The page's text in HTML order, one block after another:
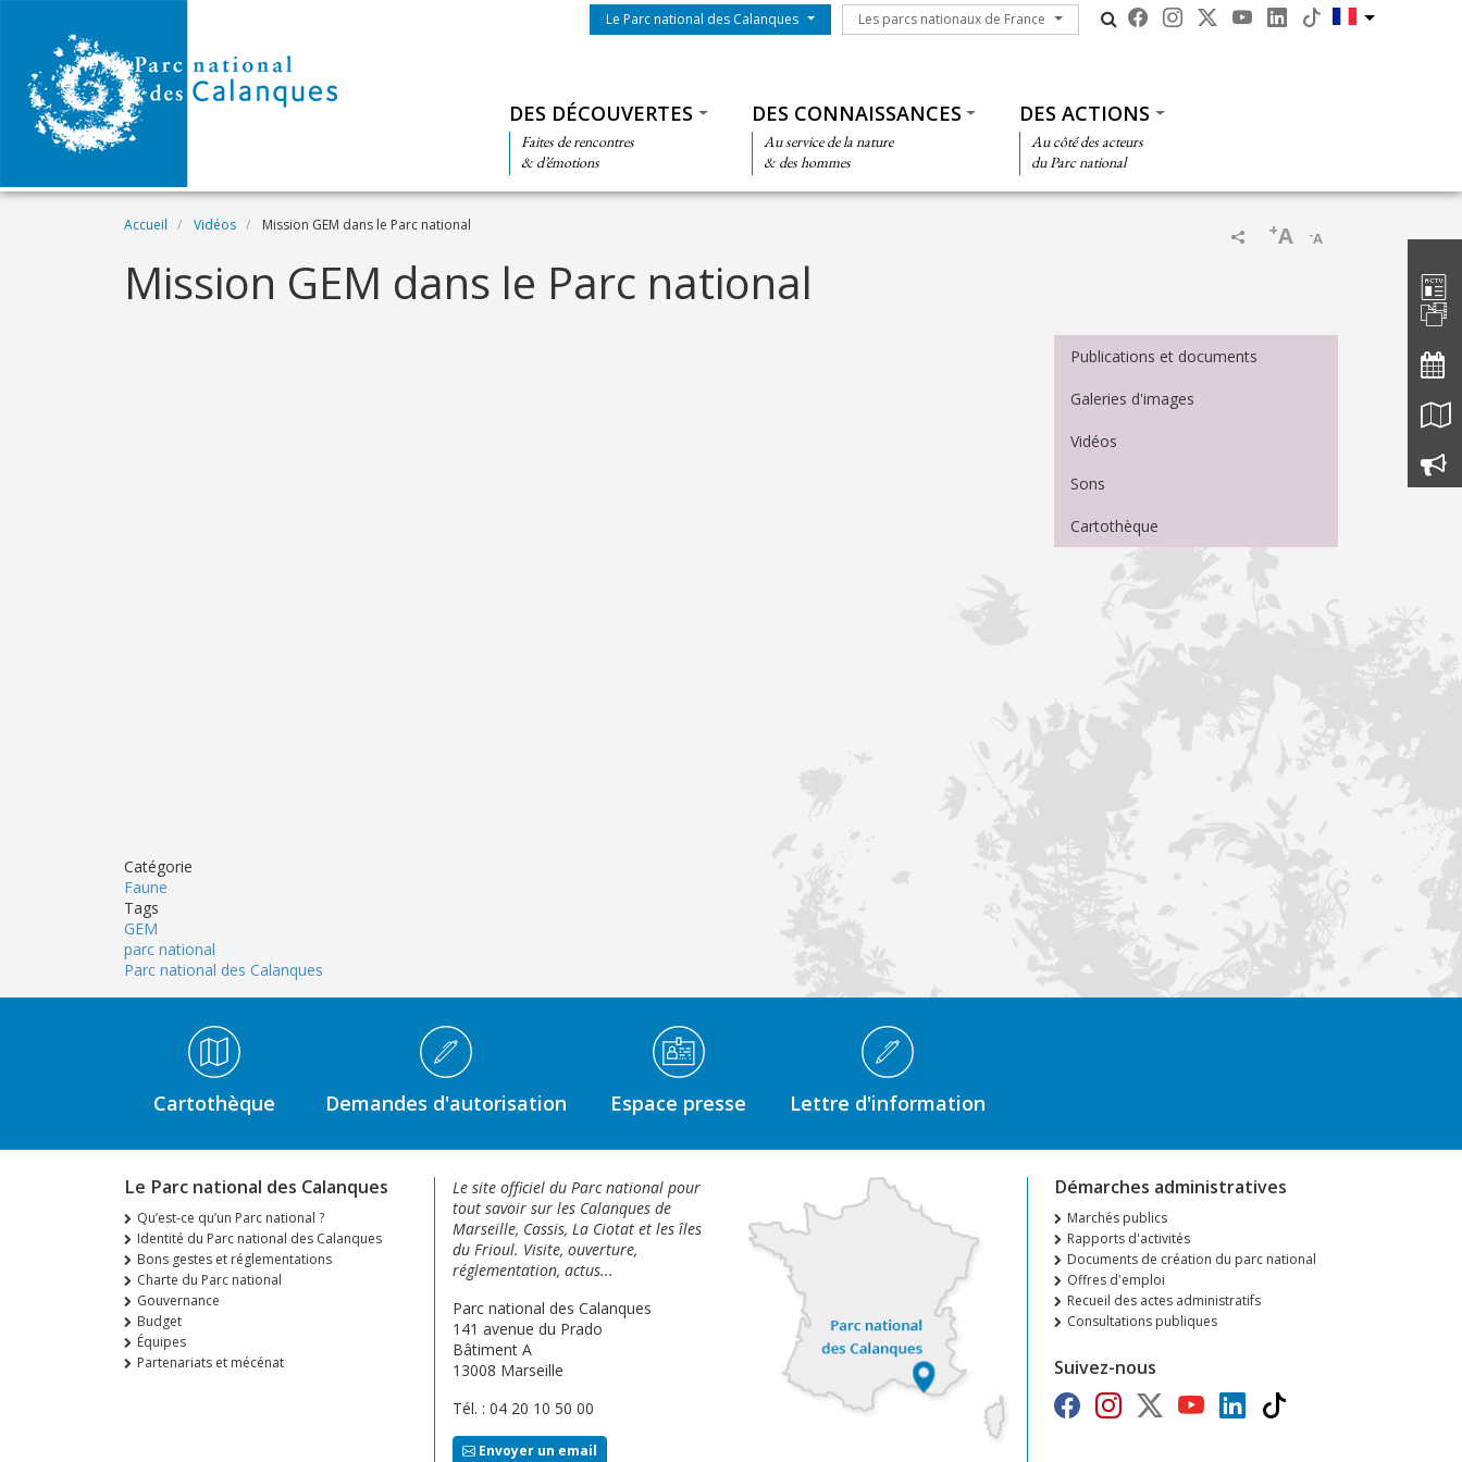
Menu du parc
Le Parc national des Calanques Les parcs nationaux de France
Les parcs nationaux de France
DES DÉCOUVERTES
Faites de rencontres
& d’émotions
DES CONNAISSANCES
Au service de la nature
& des hommes
DES ACTIONS
Au côté des acteurs
du Parc national
Fil d'Ariane
Accueil Vidéos Mission GEM dans le Parc national
-A
+A
Name
Mission GEM dans le Parc national
Catégorie
Faune
Tags
GEM
parc national
Parc national des Calanques
Menu Médiathèque
Publications et documents
Galeries d'images
Vidéos
Sons
Cartothèque
Médiathèque Footer
Cartothèque Demandes d'autorisation Espace presse Lettre d'information
Le Parc national des Calanques
Qu’est-ce qu’un Parc national ?
Identité du Parc national des Calanques
Bons gestes et réglementations
Charte du Parc national
Gouvernance
Budget
Équipes
Partenariats et mécénat
Le site officiel du Parc national pour
tout savoir sur les Calanques de
Marseille, Cassis, La Ciotat et les îles
du Frioul. Visite, ouverture,
réglementation, actus...
Parc national des Calanques
141 avenue du Prado
Bâtiment A
13008 Marseille
Tél. : 04 20 10 50 00
Envoyer un email
Démarches administratives
Marchés publics
Rapports d'activités
Documents de création du parc national
Offres d'emploi
Recueil des actes administratifs
Consultations publiques
Suivez-nous